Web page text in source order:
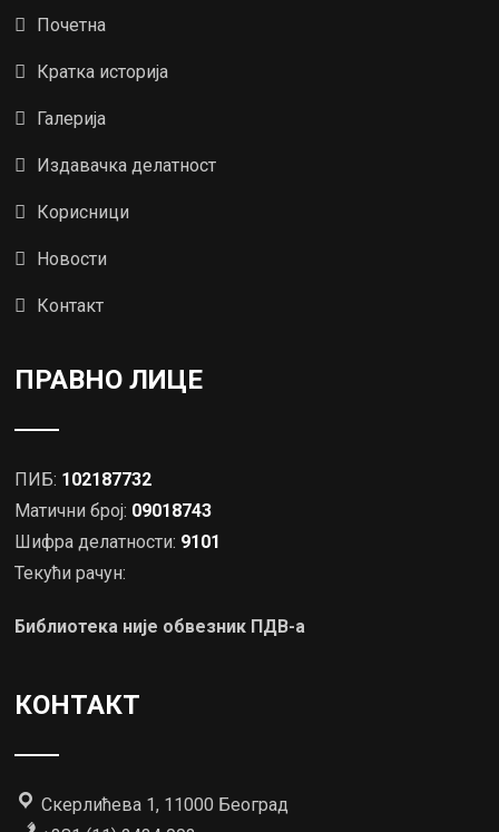
Почетна
Кратка историја
Галерија
Издавачка делатност
Корисници
Новости
Контакт
ПРАВНО ЛИЦЕ
ПИБ: 102187732
Матични број: 09018743
Шифра делатности: 9101
Текући рачун:
Библиотека није обвезник ПДВ-а
КОНТАКТ
Скерлићева 1, 11000 Београд